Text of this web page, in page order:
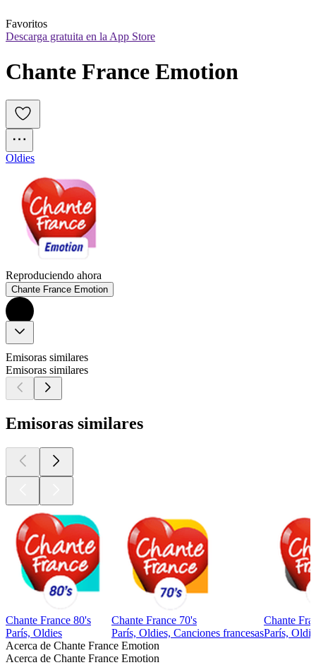
Favoritos
Descarga gratuita en la App Store
Chante France Emotion
Oldies
Reproduciendo ahora
Chante France Emotion
Emisoras similares
Emisoras similares
Emisoras similares
Chante France 80's
París, Oldies
Chante France 70's
París, Oldies, Canciones francesas
Chante
París,
Acerca de Chante France Emotion
Acerca de Chante France Emotion